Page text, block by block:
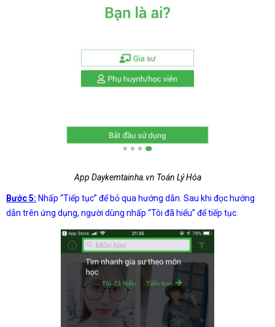
App Daykemtainha.vn Toán Lý Hóa
Bước 5: Nhấp “Tiếp tục” để bỏ qua hướng dẫn. Sau khi đọc hướng
dẫn trên ứng dụng, người dùng nhấp “Tôi đã hiểu” để tiếp tục.